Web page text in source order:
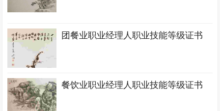
团餐业职业经理人职业技能等级证书
餐饮业职业经理人职业技能等级证书